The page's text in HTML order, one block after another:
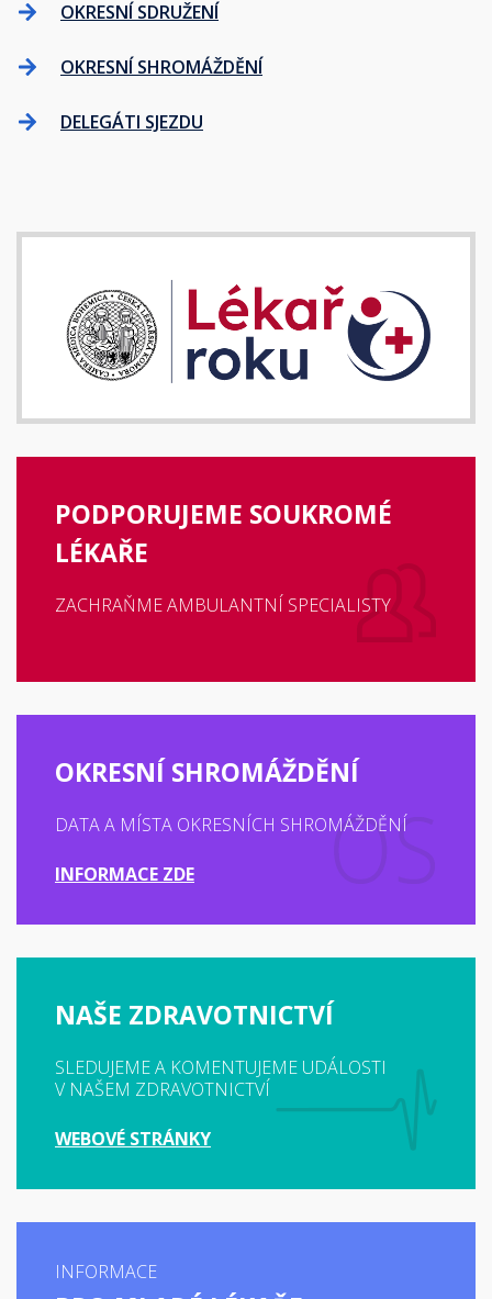
OKRESNÍ SDRUŽENÍ
OKRESNÍ SHROMÁŽDĚNÍ
DELEGÁTI SJEZDU
PODPORUJEME SOUKROMÉ
LÉKAŘE
ZACHRAŇME AMBULANTNÍ SPECIALISTY
OKRESNÍ SHROMÁŽDĚNÍ
DATA A MÍSTA OKRESNÍCH SHROMÁŽDĚNÍ
INFORMACE ZDE
NAŠE ZDRAVOTNICTVÍ
SLEDUJEME A KOMENTUJEME UDÁLOSTI
V NAŠEM ZDRAVOTNICTVÍ
WEBOVÉ STRÁNKY
INFORMACE